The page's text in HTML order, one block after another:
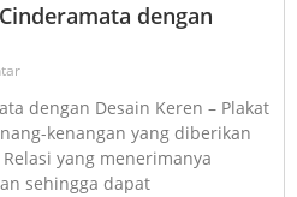
dengan
dengan Desain Keren – Plakat
kenangan yang diberikan
yang menerimanya
sehingga dapat